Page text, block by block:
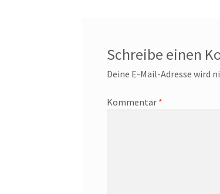
Schreibe einen
Deine E-Mail-Adresse wird
Kommentar *